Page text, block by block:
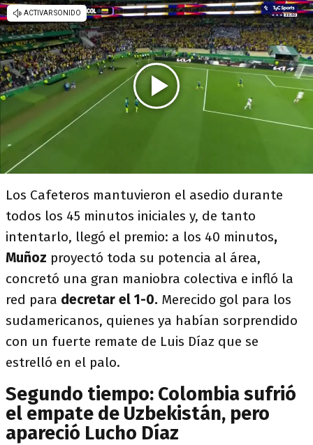
Los Cafeteros mantuvieron el asedio durante
todos los 45 minutos iniciales y, de tanto
intentarlo, llegó el premio: a los 40 minutos,
Muñoz proyectó toda su potencia al área,
concretó una gran maniobra colectiva e infló la
red para decretar el 1-0. Merecido gol para los
sudamericanos, quienes ya habían sorprendido
con un fuerte remate de Luis Díaz que se
estrelló en el palo.
Segundo tiempo: Colombia sufrió
el empate de Uzbekistán, pero
apareció Lucho Díaz